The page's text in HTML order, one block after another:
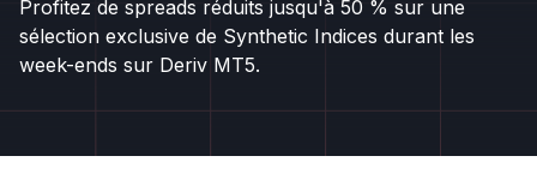
Profitez de spreads réduits jusqu'à 50 % sur une
sélection exclusive de Synthetic Indices durant les
week-ends sur Deriv MT5.